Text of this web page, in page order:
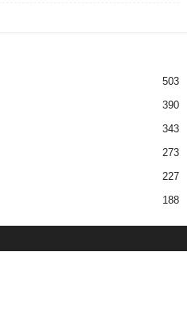
503
390
343
273
227
188